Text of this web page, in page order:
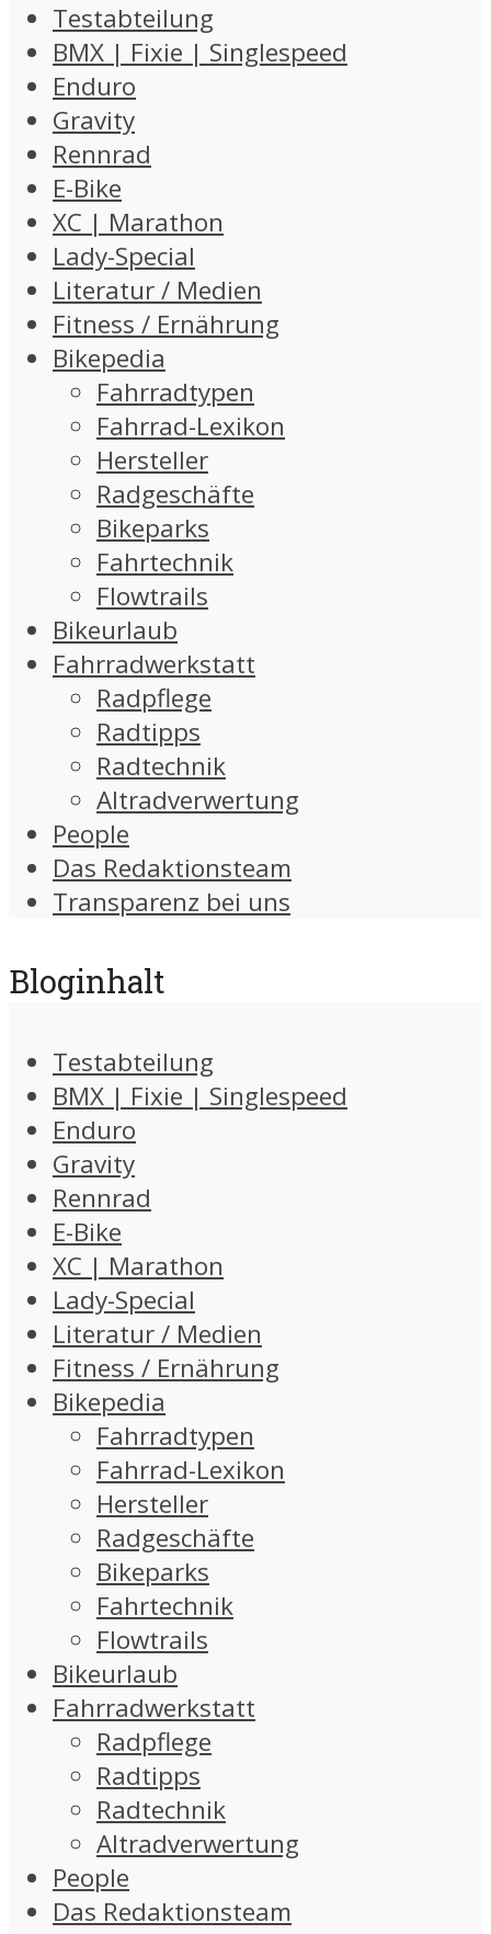
Testabteilung
BMX | Fixie | Singlespeed
Enduro
Gravity
Rennrad
E-Bike
XC | Marathon
Lady-Special
Literatur / Medien
Fitness / Ernährung
Bikepedia
Fahrradtypen
Fahrrad-Lexikon
Hersteller
Radgeschäfte
Bikeparks
Fahrtechnik
Flowtrails
Bikeurlaub
Fahrradwerkstatt
Radpflege
Radtipps
Radtechnik
Altradverwertung
People
Das Redaktionsteam
Transparenz bei uns
Bloginhalt
Testabteilung
BMX | Fixie | Singlespeed
Enduro
Gravity
Rennrad
E-Bike
XC | Marathon
Lady-Special
Literatur / Medien
Fitness / Ernährung
Bikepedia
Fahrradtypen
Fahrrad-Lexikon
Hersteller
Radgeschäfte
Bikeparks
Fahrtechnik
Flowtrails
Bikeurlaub
Fahrradwerkstatt
Radpflege
Radtipps
Radtechnik
Altradverwertung
People
Das Redaktionsteam